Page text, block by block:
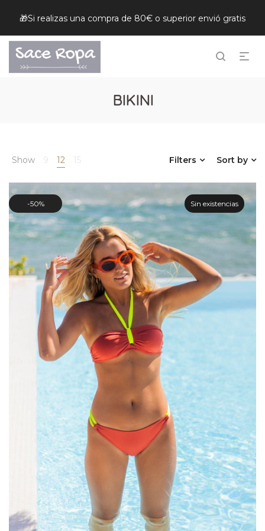
🎁Si realizas una compra de 80€ o superior envió gratis
BIKINI
Show 12 15 Sort by
Filters
50% Sin existencias